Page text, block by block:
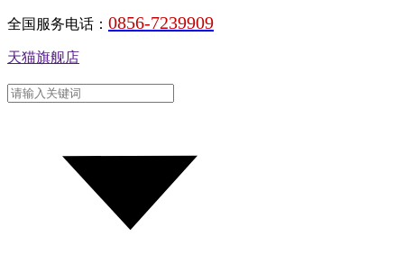
全国服务电话： 0856-7239909
天猫旗舰店